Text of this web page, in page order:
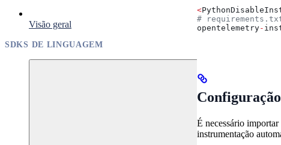
Visão geral
SDKS DE LINGUAGEM
<
#
opentelemetry-
Configuração
É necessário importar
instrumentação